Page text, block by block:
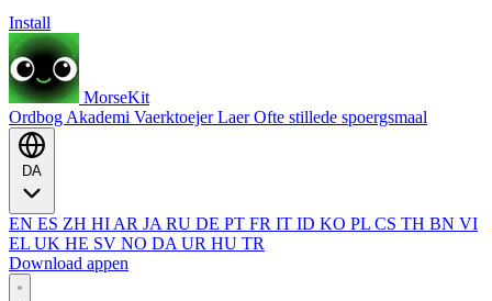
Install
MorseKit
Ordbog Akademi VaerktoejerLaerOfte stillede spoergsmaal
EN ES ZH HI AR JA RU DE PT FR IT ID KO PL CS TH BN VI
EL UK HE SV NO DA UR HU TR
Download appen